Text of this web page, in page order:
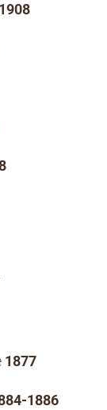
1908
1877
1886